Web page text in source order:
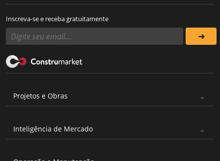
Inscreva-se e receba gratuitamente
Projetos e Obras
Inteligência de Mercado